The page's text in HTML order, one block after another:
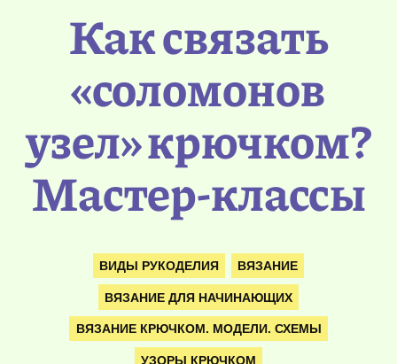
Как связать
«соломонов
узел» крючком?
Мастер-классы
ВИДЫ РУКОДЕЛИЯ ВЯЗАНИЕ
ВЯЗАНИЕ ДЛЯ НАЧИНАЮЩИХ
ВЯЗАНИЕ КРЮЧКОМ. МОДЕЛИ. СХЕМЫ
УЗОРЫ КРЮЧКОМ